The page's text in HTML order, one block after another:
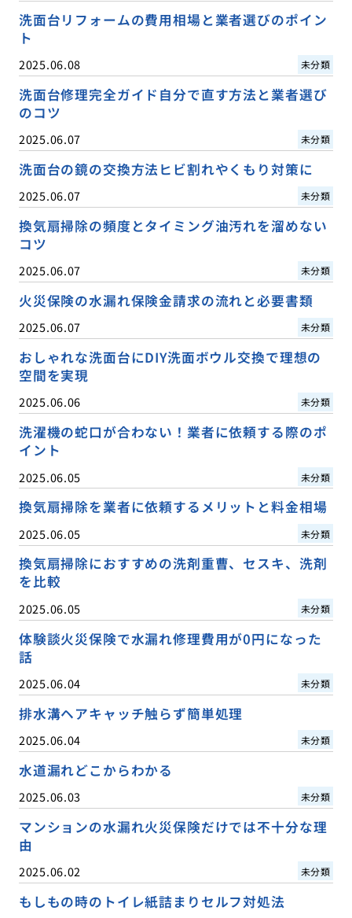
洗面台リフォームの費用相場と業者選びのポイン
ト
2025.06.08 未分類
洗面台修理完全ガイド自分で直す方法と業者選び
のコツ
2025.06.07 未分類
洗面台の鏡の交換方法ヒビ割れやくもり対策に
2025.06.07 未分類
換気扇掃除の頻度とタイミング油汚れを溜めない
コツ
2025.06.07 未分類
火災保険の水漏れ保険金請求の流れと必要書類
2025.06.07 未分類
おしゃれな洗面台にDIY洗面ボウル交換で理想の
空間を実現
2025.06.06 未分類
洗濯機の蛇口が合わない！業者に依頼する際のポ
イント
2025.06.05 未分類
換気扇掃除を業者に依頼するメリットと料金相場
2025.06.05 未分類
換気扇掃除におすすめの洗剤重曹、セスキ、洗剤
を比較
2025.06.05 未分類
体験談火災保険で水漏れ修理費用が0円になった
話
2025.06.04 未分類
排水溝ヘアキャッチ触らず簡単処理
2025.06.04 未分類
水道漏れどこからわかる
2025.06.03 未分類
マンションの水漏れ火災保険だけでは不十分な理
由
2025.06.02 未分類
もしもの時のトイレ紙詰まりセルフ対処法